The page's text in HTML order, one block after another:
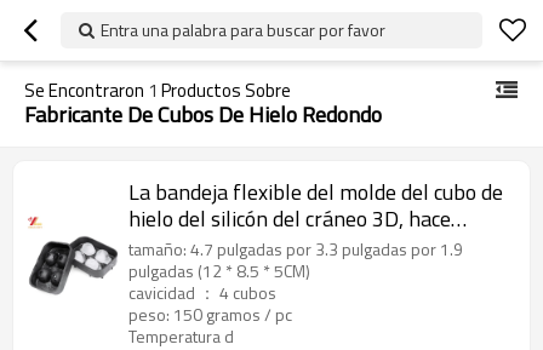
Entra una palabra para buscar por favor
Se Encontraron 1 Productos Sobre
Fabricante De Cubos De Hielo Redondo
La bandeja flexible del molde del cubo de
hielo del silicón del cráneo 3D, hace
cuatro cráneos de hielo gigantes,
fabricante redondo del cubo de hielo
tamaño: 4.7 pulgadas por 3.3 pulgadas por 1.9
pulgadas (12 * 8.5 * 5CM)
cavicidad ： 4 cubos
peso: 150 gramos / pc
Temperatura d